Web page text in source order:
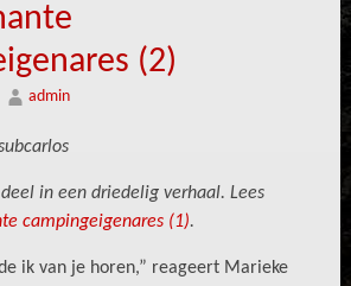
(2)
admin
in een driedelig verhaal. Lees
campingeigenares (1).
ik van je horen,” reageert Marieke